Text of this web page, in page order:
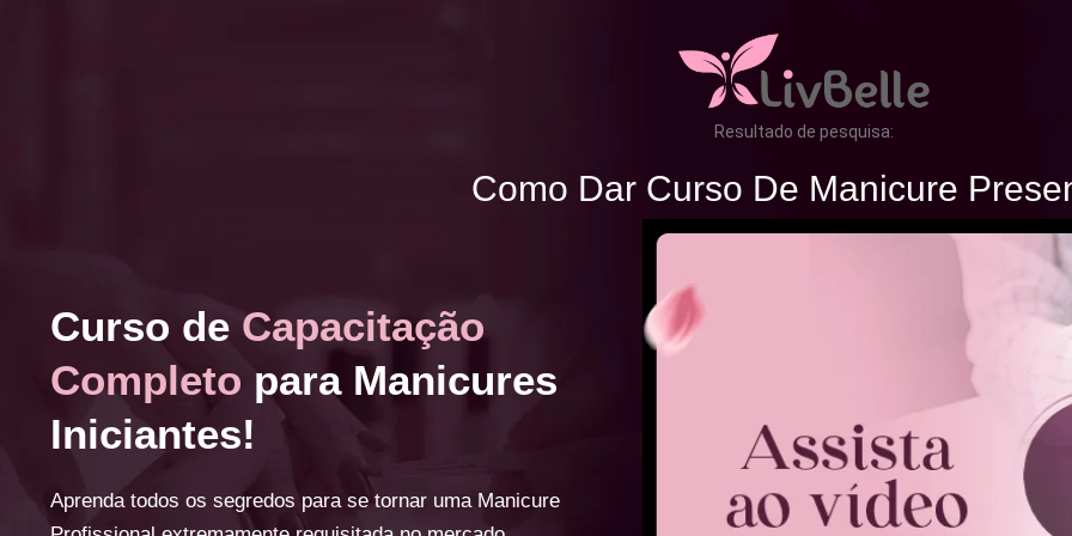
Resultado de pesquisa:
Como Dar Curso De Manicure
Curso de Capacitação
Completo para Manicures
Iniciantes!
Aprenda todos os segredos para se tornar uma Manicure